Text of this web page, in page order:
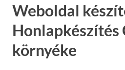
Weboldal
Honlapkészítés
környéke